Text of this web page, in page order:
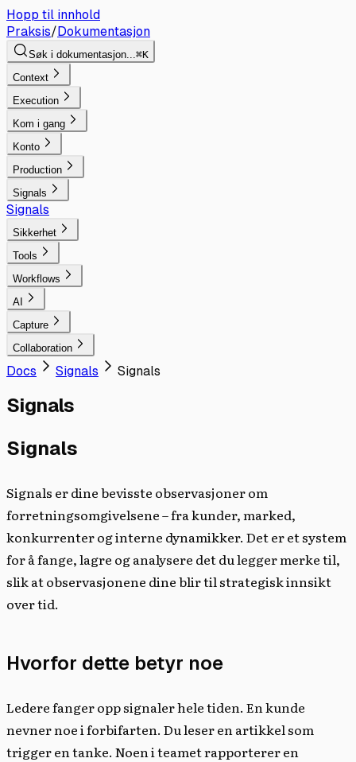
Hopp til innhold
Praksis/Dokumentasjon
Søk i dokumentasjon...⌘K
Context
Execution
Kom i gang
Konto
Production
Signals
Signals
Sikkerhet
Tools
Workflows
AI
Capture
Collaboration
Docs Signals Signals
Signals
Signals
Signals er dine bevisste observasjoner om
forretningsomgivelsene – fra kunder, marked,
konkurrenter og interne dynamikker. Det er et system
for å fange, lagre og analysere det du legger merke til,
slik at observasjonene dine blir til strategisk innsikt
over tid.
Hvorfor dette betyr noe
Ledere fanger opp signaler hele tiden. En kunde
nevner noe i forbifarten. Du leser en artikkel som
trigger en tanke. Noen i teamet rapporterer en